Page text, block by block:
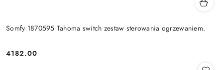
Somfy 1870595 Tahoma switch zestaw sterowania ogrzewaniem.
Cena:
4182.00